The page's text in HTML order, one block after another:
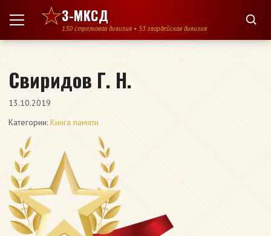
Перейти к содержимому
3-МКСД
130 стрелковая дивизия • 53 гвардейская дивизия
Свиридов Г. Н.
13.10.2019
Категории: Книга памяти